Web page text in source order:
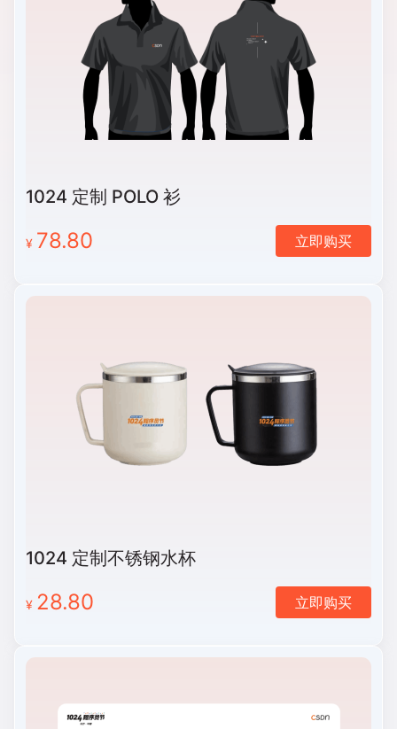
1024 定制 POLO 衫
¥ 78.80 立即购买
1024 定制不锈钢水杯
¥ 28.80 立即购买